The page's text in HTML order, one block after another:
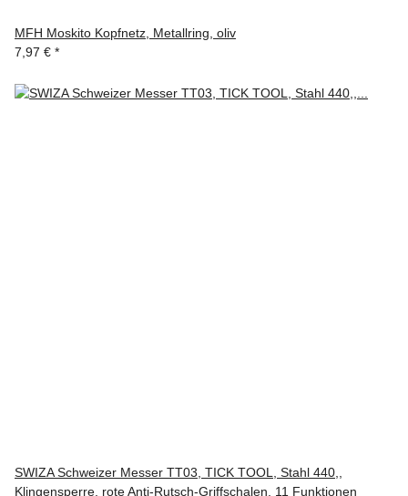
MFH Moskito Kopfnetz, Metallring, oliv
7,97 € *
SWIZA Schweizer Messer TT03, TICK TOOL, Stahl 440,,
Klingensperre, rote Anti-Rutsch-Griffschalen, 11 Funktionen